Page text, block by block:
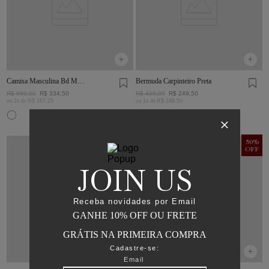
Camisa Masculina Bd Mini
R$ 669,00 R$ 334 50
ou 2 x de R$ 167 25
Bermuda Carpinteiro Preta
R$ 499,00 R$ 249 50
ou x de R$ 249 50
OFF
50%
OFF
JOIN US
Receba novidades por Email
GANHE 10% OFF OU FRETE
GRÁTIS NA PRIMEIRA COMPRA
Cadastre-se: